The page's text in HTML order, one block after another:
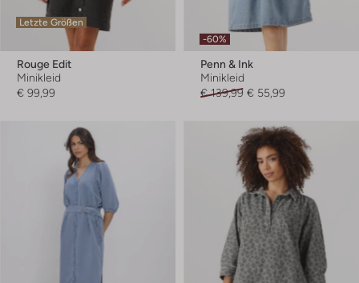
Letzte Größen
Rouge Edit
Minikleid
€ 99,99
-60%
Penn & Ink
Minikleid
€ 139,99 € 55,99